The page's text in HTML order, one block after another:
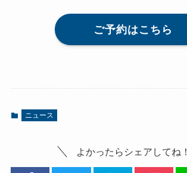
ご予約はこちら
ニュース
よかったらシェアしてね！